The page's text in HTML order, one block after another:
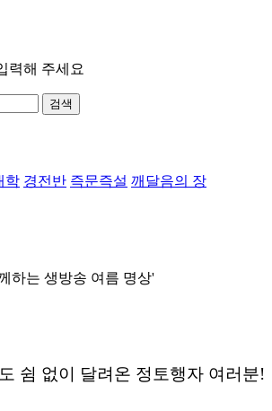
력해 주세요
검색
학 경전반 즉문즉설 깨달음의 장
하는 생방송 여름 명상'
쉼 없이 달려온 정토행자 여러분!